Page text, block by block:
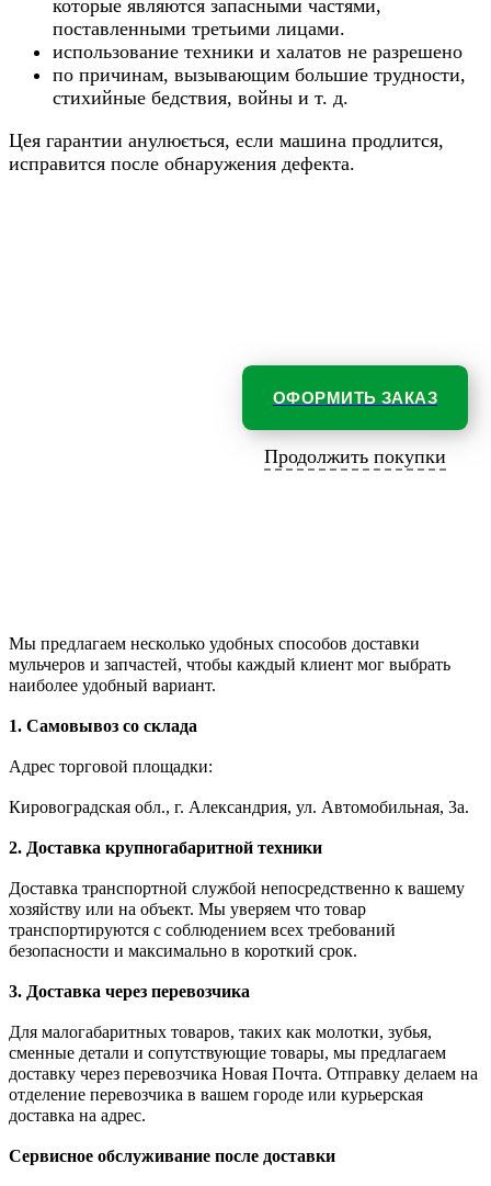
которые являются запасными частями,
поставленными третьими лицами.
использование техники и халатов не разрешено
по причинам, вызывающим большие трудности,
стихийные бедствия, войны и т. д.
Цея гарантии анулюється, если машина продлится,
исправится после обнаружения дефекта.
ОФОРМИТЬ ЗАКАЗ
Продолжить покупки
Мы предлагаем несколько удобных способов доставки
мульчеров и запчастей, чтобы каждый клиент мог выбрать
наиболее удобный вариант.
1. Самовывоз со склада
Адрес торговой площадки:
Кировоградская обл., г. Александрия, ул. Автомобильная, 3а.
2. Доставка крупногабаритной техники
Доставка транспортной службой непосредственно к вашему
хозяйству или на объект. Мы уверяем что товар
транспортируются с соблюдением всех требований
безопасности и максимально в короткий срок.
3. Доставка через перевозчика
Для малогабаритных товаров, таких как молотки, зубья,
сменные детали и сопутствующие товары, мы предлагаем
доставку через перевозчика Новая Почта. Отправку делаем на
отделение перевозчика в вашем городе или курьерская
доставка на адрес.
Сервисное обслуживание после доставки